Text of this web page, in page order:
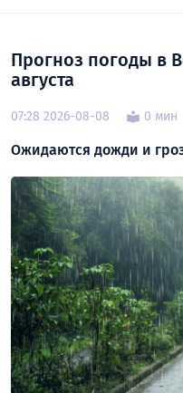
Прогноз погоды в
августа
07:28 2026-08-08 0 мин
Ожидаются дожди и